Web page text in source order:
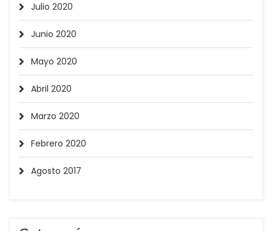
Julio 2020
Junio 2020
Mayo 2020
Abril 2020
Marzo 2020
Febrero 2020
Agosto 2017